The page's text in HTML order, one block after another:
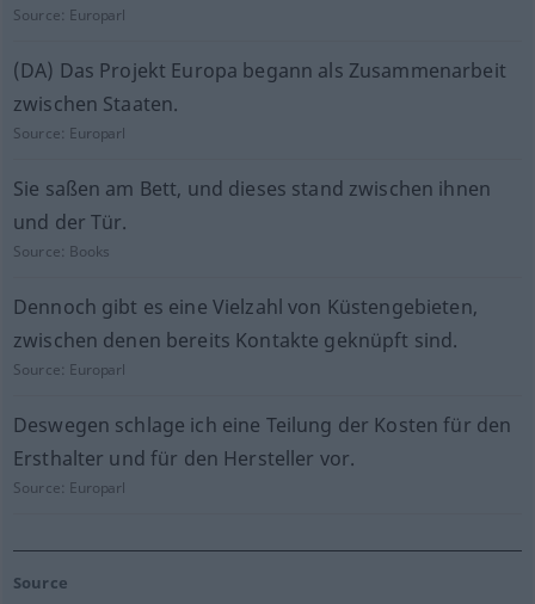
Source: Europarl
(DA) Das Projekt Europa begann als Zusammenarbeit
zwischen Staaten.
Source: Europarl
Sie saßen am Bett, und dieses stand zwischen ihnen
und der Tür.
Source: Books
Dennoch gibt es eine Vielzahl von Küstengebieten,
zwischen denen bereits Kontakte geknüpft sind.
Source: Europarl
Deswegen schlage ich eine Teilung der Kosten für den
Ersthalter und für den Hersteller vor.
Source: Europarl
Source